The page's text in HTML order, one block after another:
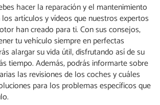
hacer la reparación y el mantenimiento
artículos y vídeos que nuestros expertos
han creado para ti. Con sus consejos,
tu vehículo siempre en perfectas
alargar su vida útil, disfrutando así de su
tiempo. Además, podrás informarte sobre
las revisiones de los coches y cuáles
para los problemas específicos que